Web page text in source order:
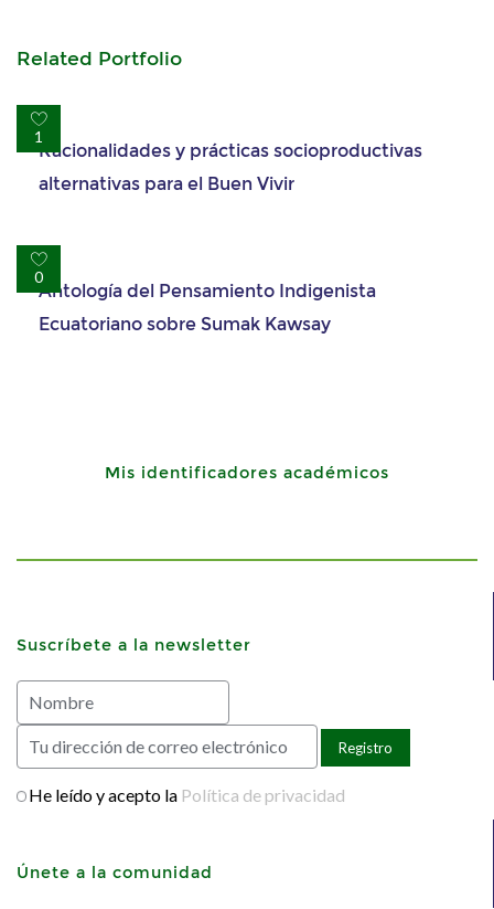
Related Portfolio
1Racionalidades y prácticas socioproductivas
alternativas para el Buen Vivir
0Antología del Pensamiento Indigenista
Ecuatoriano sobre Sumak Kawsay
Mis identificadores académicos
Suscríbete a la newsletter
He leído y acepto la Política de privacidad
Únete a la comunidad